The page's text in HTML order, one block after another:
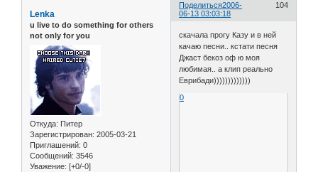
Поделиться 104
2006-
06-13 03:03:18
Lenka
u live to do something for others
not only for you
Откуда: Питер
Зарегистрирован: 2005-03-21
Приглашений: 0
Сообщений: 3546
Уважение: [+0/-0]
скачала прогу Казу и в ней
качаю песни.. кстати песня
Джаст бекоз оф ю моя
любимая.. а клип реально
Еврибади)))))))))))))
0